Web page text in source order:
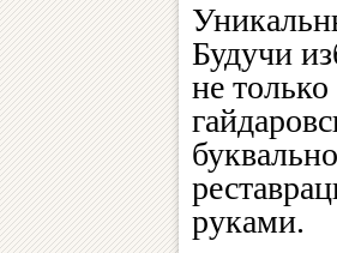
Будучи
не
руками.